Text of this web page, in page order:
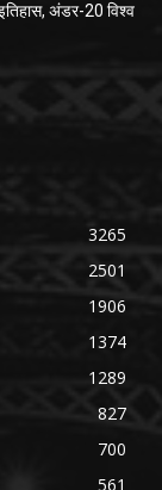
अंडर-20 विश्व
3265
2501
1906
1374
1289
827
700
561